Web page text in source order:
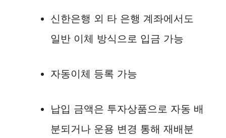
신한은행 외 타 은행 계좌에서도
일반 이체 방식으로 입금 가능
자동이체 등록 가능
납입 금액은 투자상품으로 자동 배
분되거나 운용 변경 통해 재배분